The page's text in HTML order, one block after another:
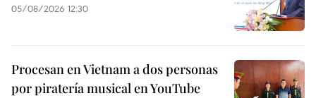
05/08/2026 12:30
Procesan en Vietnam a dos personas
por piratería musical en YouTube